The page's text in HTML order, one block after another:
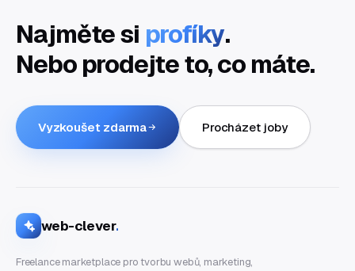
Najměte si profíky.
Nebo prodejte to, co máte.
Vyzkoušet zdarma Procházet joby
web-clever.
Freelance marketplace pro tvorbu webů, marketing,